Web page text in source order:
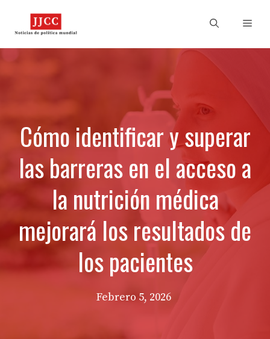
Cómo identificar y superar
las barreras en el acceso a
la nutrición médica
mejorará los resultados de
los pacientes
Febrero 5, 2026